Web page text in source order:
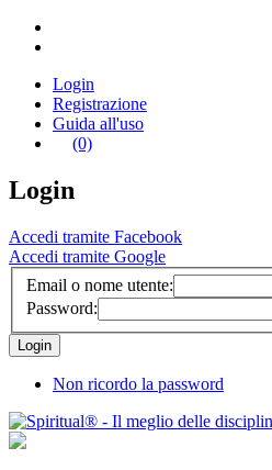
Login
Registrazione
Guida all'uso
(0)
Login
Accedi tramite Facebook
Accedi tramite Google
Email o nome utente:
Password:
Non ricordo la password